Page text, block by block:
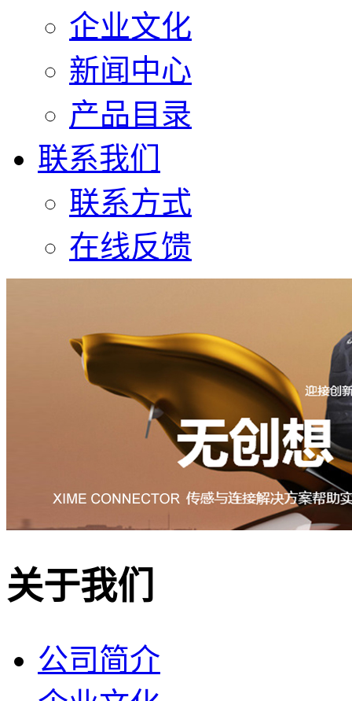
企业文化
新闻中心
产品目录
联系我们
联系方式
在线反馈
关于我们
公司简介